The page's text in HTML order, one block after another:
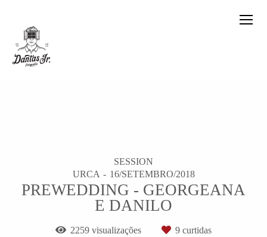
SESSION
URCA
16/SETEMBRO/2018
PREWEDDING - GEORGEANA
E DANILO
2259 visualizações 9 curtidas